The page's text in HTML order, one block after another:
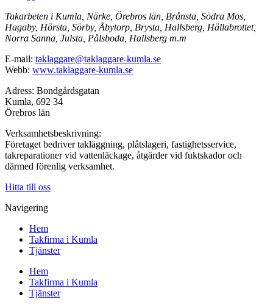
Takarbeten i Kumla, Närke, Örebros län, Brånsta, Södra Mos,
Hagaby, Hörsta, Sörby, Åbytorp, Brysta, Hallsberg, Hällabrottet,
Norra Sanna, Julsta, Pålsboda, Hallsberg m.m
E-mail: taklaggare@taklaggare-kumla.se
Webb: www.taklaggare-kumla.se
Adress: Bondgårdsgatan
Kumla, 692 34
Örebros län
Verksamhetsbeskrivning:
Företaget bedriver takläggning, plåtslageri, fastighetsservice,
takreparationer vid vattenläckage, åtgärder vid fuktskador och
därmed förenlig verksamhet.
Hitta till oss
Navigering
Hem
Takfirma i Kumla
Tjänster
Hem
Takfirma i Kumla
Tjänster